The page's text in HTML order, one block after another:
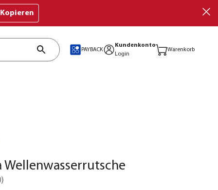
Kopieren
PAYBACK
Kundenkonto
Login
Warenkorb
Wellenwasserrutsche
)